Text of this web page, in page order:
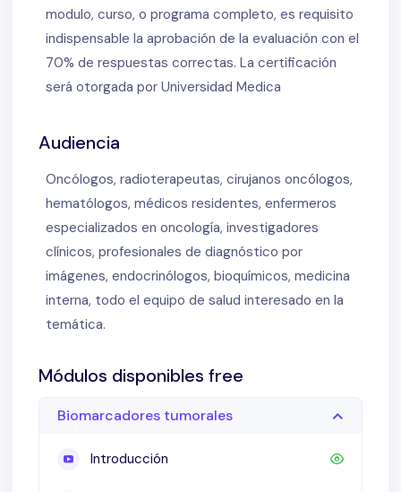
modulo, curso, o programa completo, es requisito
indispensable la aprobación de la evaluación con el
70% de respuestas correctas. La certificación
será otorgada por Universidad Medica
Audiencia
Oncólogos, radioterapeutas, cirujanos oncólogos,
hematólogos, médicos residentes, enfermeros
especializados en oncología, investigadores
clínicos, profesionales de diagnóstico por
imágenes, endocrinólogos, bioquímicos, medicina
interna, todo el equipo de salud interesado en la
temática.
Módulos disponibles free
Biomarcadores tumorales
Introducción